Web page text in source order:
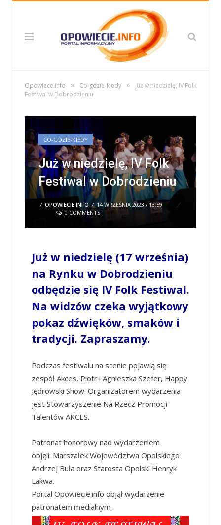
Opowiece.info » Co-gdzie-kiedy »
Już w niedzielę, IV Folk
Festiwal w Dobrodzieniu
CO-GDZIE-KIEDY
Już w niedzielę, IV Folk
Festiwal w Dobrodzieniu
/ OPOWIECIE.INFO / 14 WRZEŚNIA 2023 / 13:59
0 COMMENTS
Już w niedzielę (17 września)
na Rynku w Dobrodzieniu
odbędzie się IV Folk Festiwal.
Na widzów czeka wyjątkowy
pokaz dźwięków, smaków i
tradycji. Zapraszamy.
Podczas festiwalu na scenie pojawią się:
zespół Akces, Piotr i Agnieszka Szefer, Happy
Jędrowski Show. Organizatorem wydarzenia
jest Stowarzyszenie Na Rzecz Promocji
Talentów AKCES.
Patronat honorowy nad wydarzeniem
objęli: Marszałek Województwa Opolskiego
Andrzej Buła oraz Starosta Opolski Henryk
Lakwa.
Portal Opowiecie.info objął wydarzenie
patronatem medialnym.